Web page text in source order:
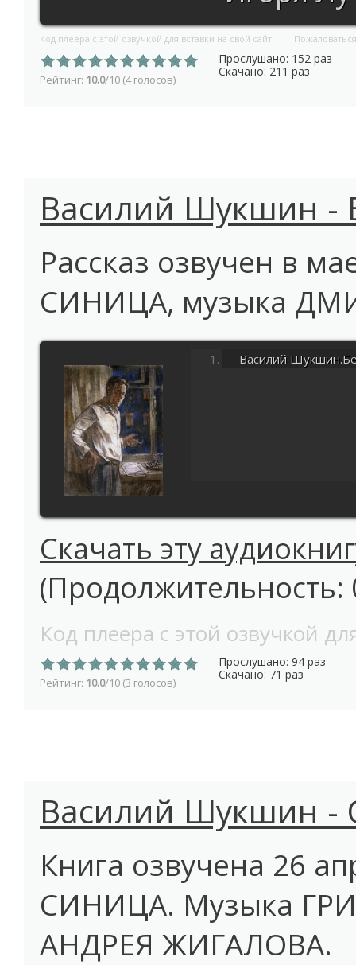
Код плеера с этой озвучкой для вставки на свой сайт Пожаловаться
Рейтинг: 10.0/10 (4 голосов)
Прослушано: 152 раз
Скачано: 211 раз
Василий Шукшин -
Рассказ озвучен в
СИНИЦА, музыка
Василий
Скачать эту
(Продолжительность:
Код плеера с этой озвучкой
Рейтинг: 10.0/10 (3 голосов)
Прослушано: 94 раз
Скачано: 71 раз
Василий Шукшин -
Книга озвучена 26
СИНИЦА. Музыка
АНДРЕЯ ЖИГАЛОВА.